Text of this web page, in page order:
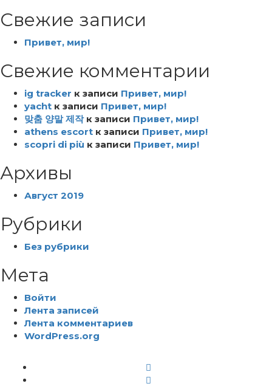
Свежие записи
Привет, мир!
Свежие комментарии
ig tracker к записи Привет, мир!
yacht к записи Привет, мир!
맞춤 양말 제작к записи Привет, мир!
athens escort к записи Привет, мир!
scopri di più к записи Привет, мир!
Архивы
Август 2019
Рубрики
Без рубрики
Мета
Войти
Лента записей
Лента комментариев
WordPress.org